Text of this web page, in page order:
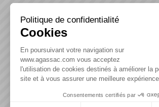
Politique de confidentialité
Cookies
En poursuivant votre navigation sur
www.agassac.com vous acceptez
l'utilisation de cookies destinés à améliorer la
site et à vous assurer une meilleure
Consentements certifiés par